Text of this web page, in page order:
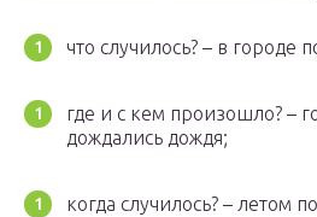
что случилось? – в городе
где и с кем произошло? –
дождались дождя;
когда случилось? – летом